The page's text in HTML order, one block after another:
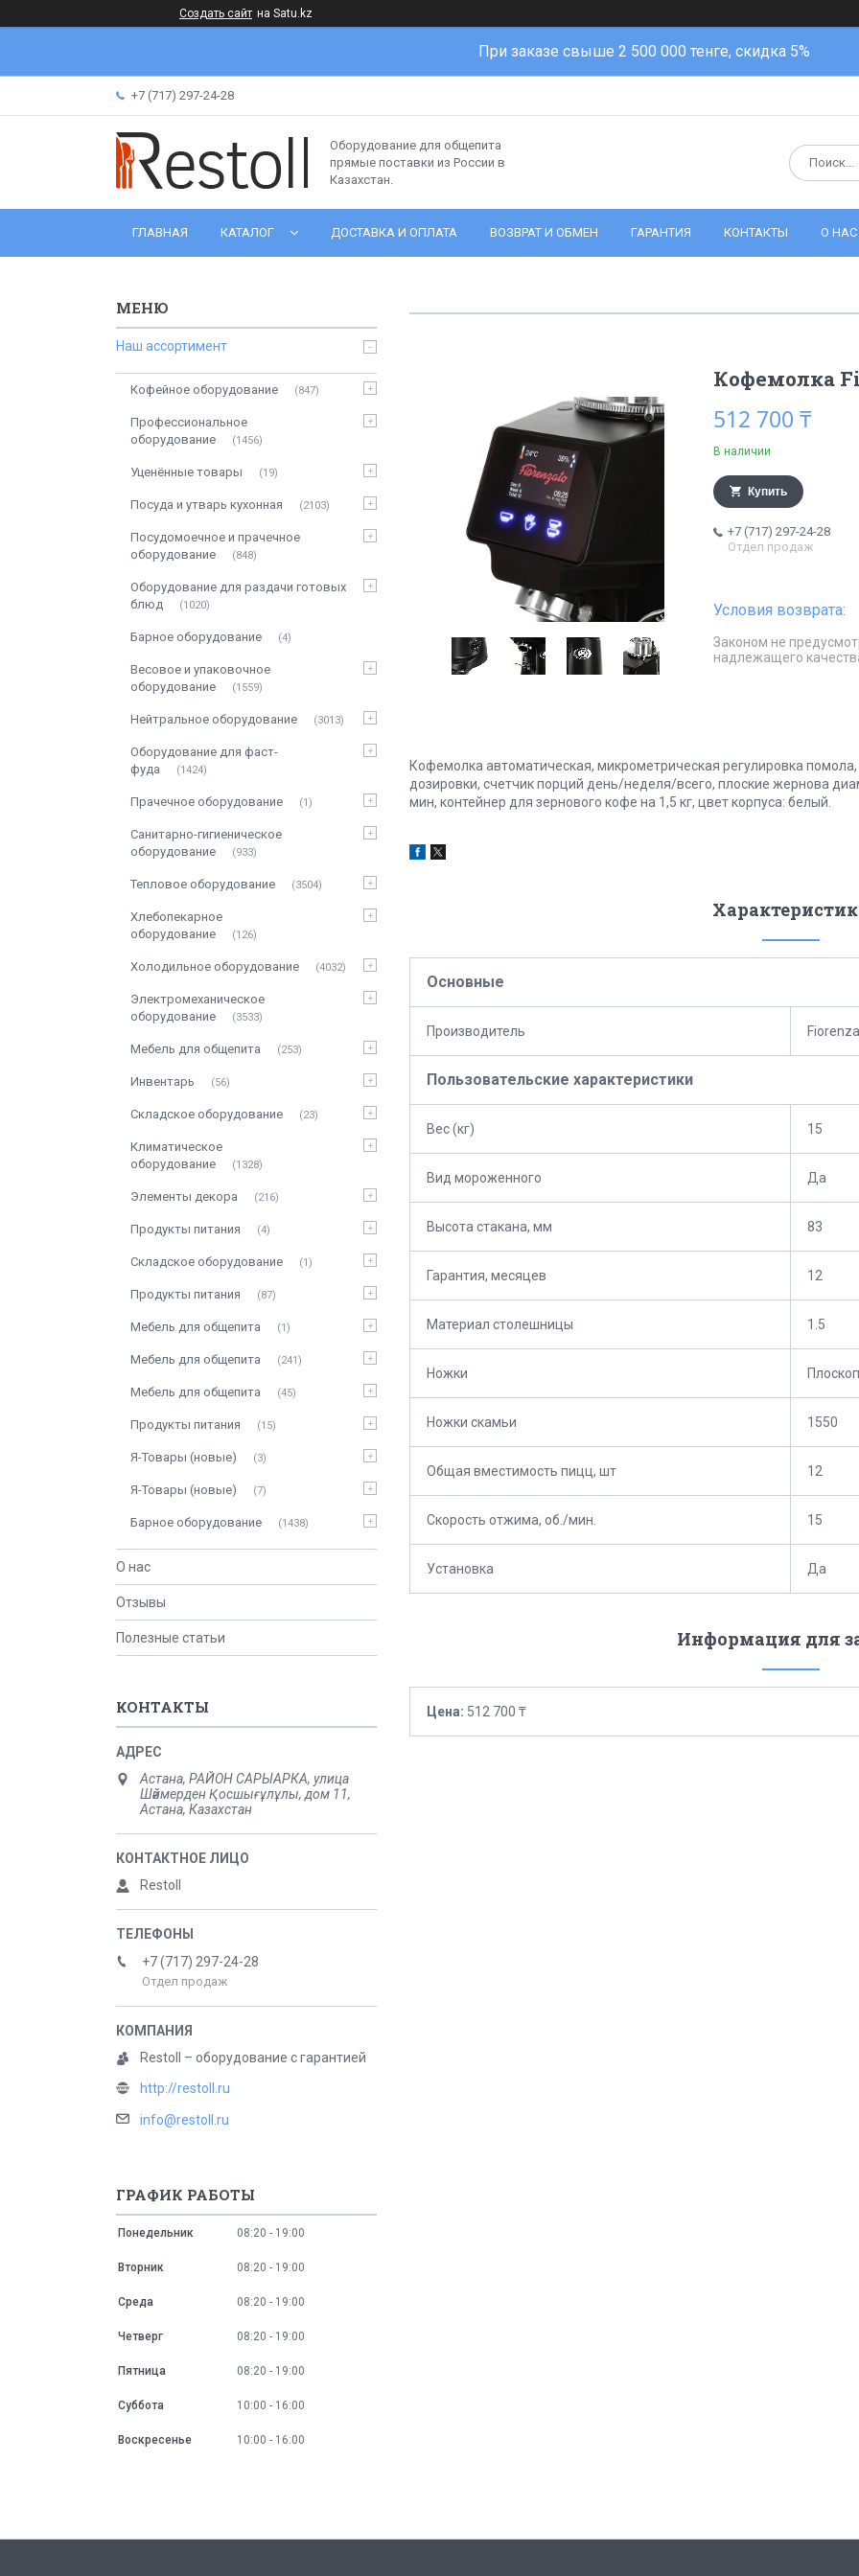
Создать сайт на Satu.kz
При заказе свыше 2 500 000 тенге, скидка 5%
+7 (717) 297-24-28
Оборудование для общепита
прямые поставки из России в
Казахстан.
ГЛАВНАЯ КАТАЛОГ ДОСТАВКА И ОПЛАТА ВОЗВРАТ И ОБМЕН ГАРАНТИЯ КОНТАКТЫ О НАС
Кофемолка
512 700 ₸
В наличии
Купить
+7 (717) 297-24-28
Отдел продаж
Законом не
надлежащего
Кофемолка автоматическая, микрометрическая регулировка
дозировки, счетчик порций день/неделя/всего, плоские жернова
мин, контейнер для зернового кофе на 1,5 кг, цвет корпуса: белый.
Основные
Производитель
Пользовательские характеристики
Вес (кг) 15
Вид мороженного Да
Высота стакана, мм 83
Гарантия, месяцев 12
Материал столешницы 1.5
Ножки
Ножки скамьи 1550
Общая вместимость пицц, шт 12
Скорость отжима, об./мин. 15
Установка Да
Информация для
Цена: 512 700 ₸
Наш ассортимент
Кофейное оборудование 847
Профессиональное
оборудование
1456
Уценённые товары 19
Посуда и утварь кухонная 2103
Посудомоечное и прачечное
оборудование
848
Оборудование для раздачи готовых
блюд
1020
Барное оборудование 4
Весовое и упаковочное
оборудование
1559
Нейтральное оборудование 3013
Оборудование для фаст-
фуда
1424
Прачечное оборудование 1
Санитарно-гигиеническое
оборудование
933
Тепловое оборудование 3504
Хлебопекарное
оборудование
126
Холодильное оборудование 4032
Электромеханическое
оборудование
3533
Мебель для общепита 253
Инвентарь 56
Складское оборудование 23
Климатическое
оборудование
1328
Элементы декора 216
Продукты питания 4
Складское оборудование 1
Продукты питания 87
Мебель для общепита 1
Мебель для общепита 241
Мебель для общепита 45
Продукты питания 15
Я-Товары (новые) 3
Я-Товары (новые) 7
Барное оборудование 1438
О нас
Отзывы
Полезные статьи
КОНТАКТЫ
Астана, РАЙОН САРЫАРКА, улица
Шәймерден Қосшығұлұлы, дом 11,
Астана, Казахстан
Restoll
+7 (717) 297-24-28
Отдел продаж
Restoll – оборудование с гарантией
http://restoll.ru
info@restoll.ru
ГРАФИК РАБОТЫ
Понедельник 08:20 19:00
Вторник 08:20 19:00
Среда 08:20 19:00
Четверг 08:20 19:00
Пятница 08:20 19:00
Суббота 10:00 16:00
Воскресенье 10:00 16:00